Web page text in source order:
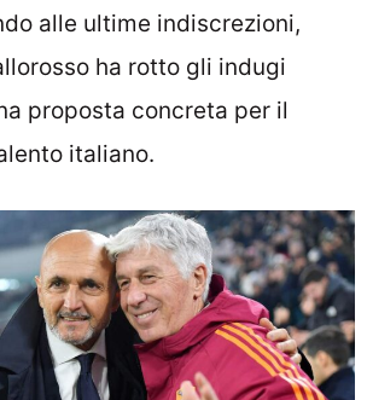
alle ultime indiscrezioni,
ha rotto gli indugi
proposta concreta per il
italiano.